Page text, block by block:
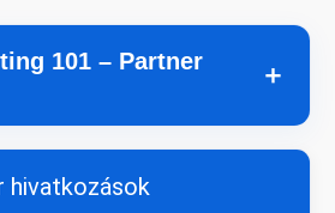
101 – Partner
＋
hivatkozások